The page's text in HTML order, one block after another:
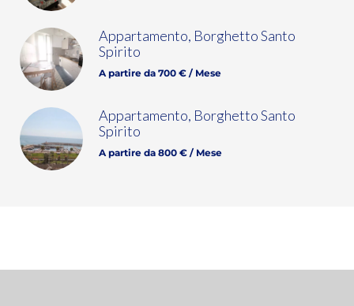
Appartamento, Borghetto Santo
Spirito
A partire da 700 € / Mese
Appartamento, Borghetto Santo
Spirito
A partire da 800 € / Mese